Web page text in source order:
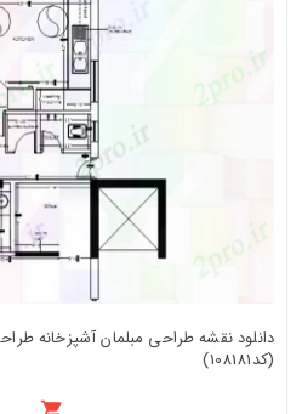
دانلود نقشه طراحی مبلمان آشپزخانه
(کد108181)